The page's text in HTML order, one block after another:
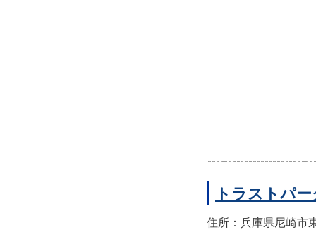
トラストパ
住所：兵庫県尼崎市